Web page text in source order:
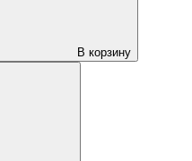
В корзину